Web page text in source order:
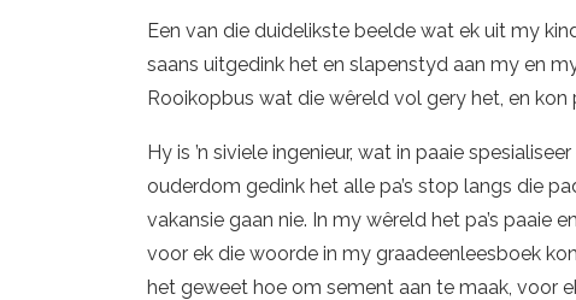
Een van die duidelikste beelde wat ek uit my
saans uitgedink het en slapenstyd aan my en
Rooikopbus wat die wêreld vol gery het, en
Hy is ’n siviele ingenieur, wat in paaie
ouderdom gedink het alle pa’s stop langs die
vakansie gaan nie. In my wêreld het pa’s paaie
voor ek die woorde in my graadeenleesboek
het geweet hoe om sement aan te maak, voor